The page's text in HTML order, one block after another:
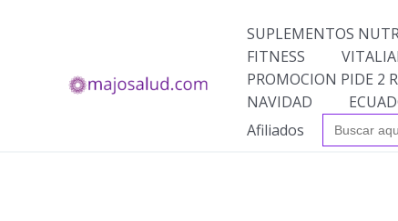
SUPLEMENTOS
FITNESS
PROMOCION PIDE 2
NAVIDAD
Afiliados
Buscar: